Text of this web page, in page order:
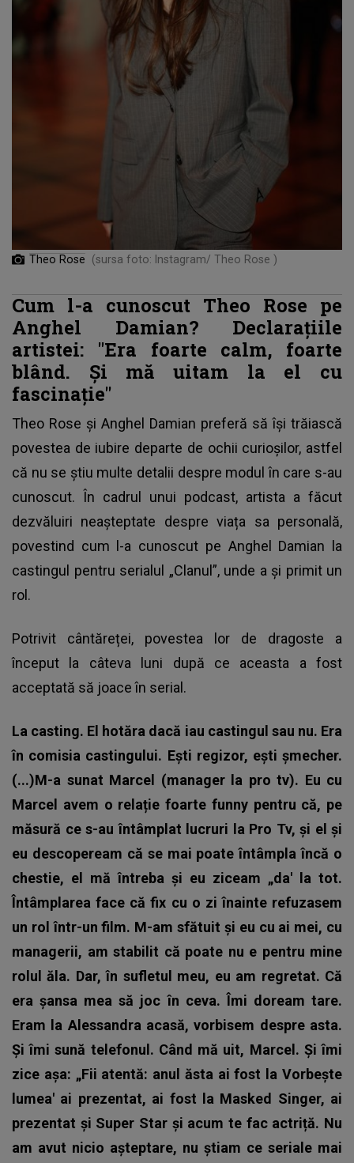
Theo Rose (sursa foto: Instagram/ Theo Rose )
Cum l-a cunoscut Theo Rose pe
Anghel Damian? Declarațiile
artistei: "Era foarte calm, foarte
blând. Și mă uitam la el cu
fascinație"
Theo Rose și Anghel Damian preferă să își trăiască
povestea de iubire departe de ochii curioșilor, astfel
că nu se știu multe detalii despre modul în care s-au
cunoscut. În cadrul unui podcast, artista a făcut
dezvăluiri neașteptate despre viața sa personală,
povestind cum l-a cunoscut pe Anghel Damian la
castingul pentru serialul „Clanul”, unde a și primit un
rol.
Potrivit cântăreței, povestea lor de dragoste a
început la câteva luni după ce aceasta a fost
acceptată să joace în serial.
La casting. El hotăra dacă iau castingul sau nu. Era
în comisia castingului. Ești regizor, ești șmecher.
(...)M-a sunat Marcel (manager la pro tv). Eu cu
Marcel avem o relație foarte funny pentru că, pe
măsură ce s-au întâmplat lucruri la Pro Tv, și el și
eu descopeream că se mai poate întâmpla încă o
chestie, el mă întreba și eu ziceam „da' la tot.
Întâmplarea face că fix cu o zi înainte refuzasem
un rol într-un film. M-am sfătuit și eu cu ai mei, cu
managerii, am stabilit că poate nu e pentru mine
rolul ăla. Dar, în sufletul meu, eu am regretat. Că
era șansa mea să joc în ceva. Îmi doream tare.
Eram la Alessandra acasă, vorbisem despre asta.
Și îmi sună telefonul. Când mă uit, Marcel. Și îmi
zice așa: „Fii atentă: anul ăsta ai fost la Vorbește
lumea' ai prezentat, ai fost la Masked Singer, ai
prezentat și Super Star și acum te fac actriță. Nu
am avut nicio așteptare, nu știam ce seriale mai